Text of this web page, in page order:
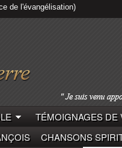
de l'évangélisation)
TÉMOIGNAGES DE
CHANSONS